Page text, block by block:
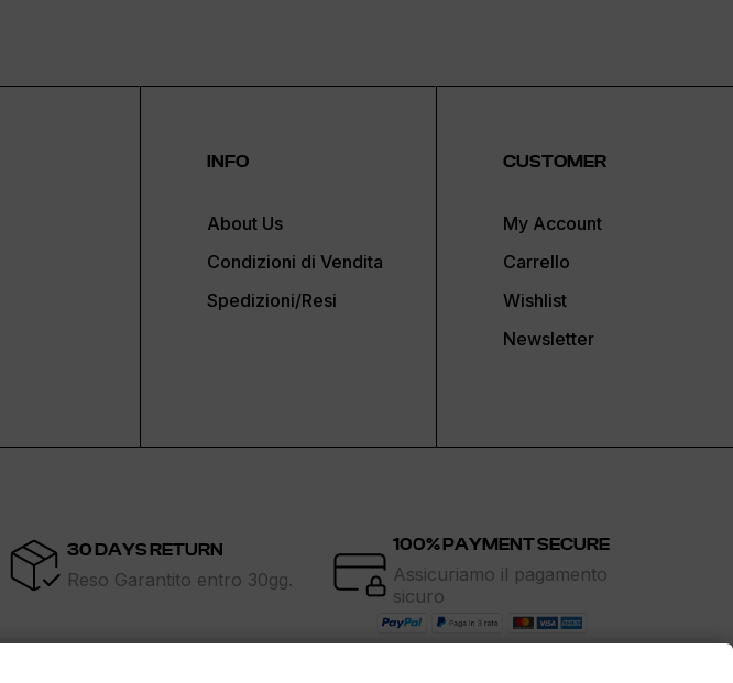
INFO
About Us
Condizioni di Vendita
Spedizioni/Resi
CUSTOMER
My Account
Carrello
Wishlist
Newsletter
30 DAYS RETURN
Reso Garantito entro 30gg.
100% PAYMENT SECURE
Assicuriamo il pagamento
sicuro